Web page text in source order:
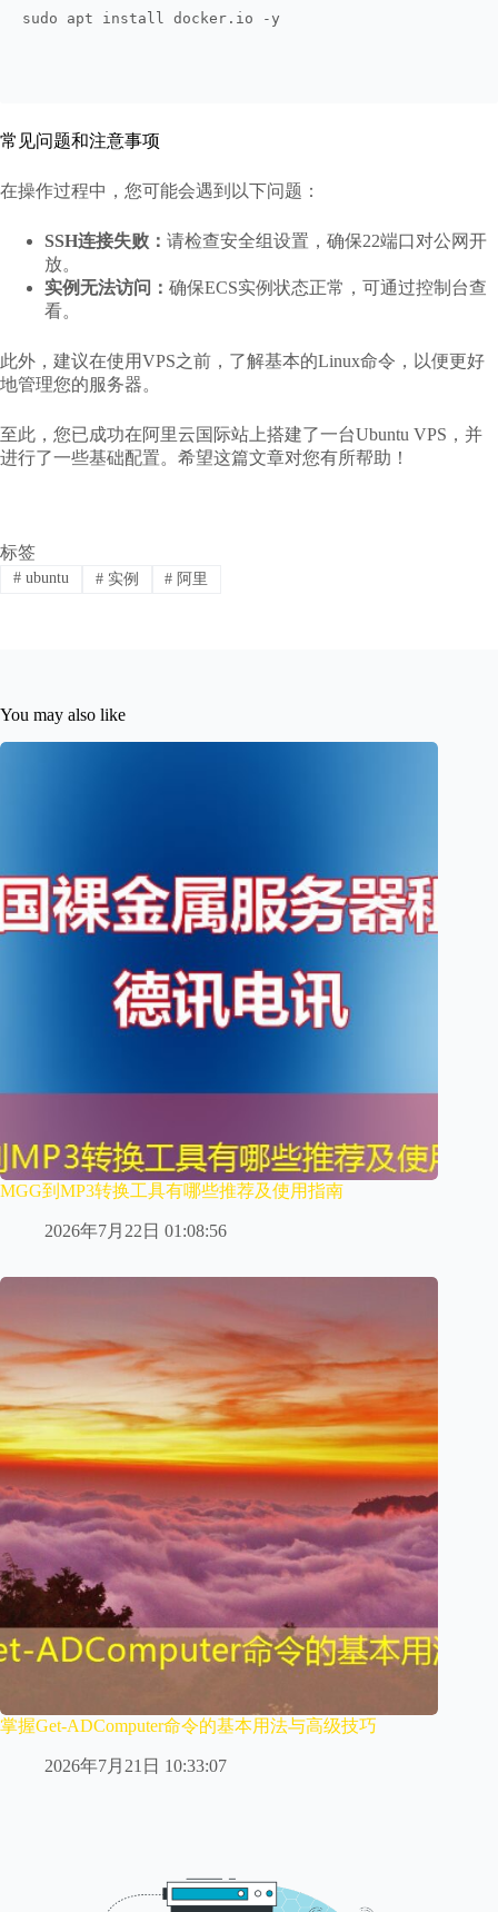
sudo apt install docker.io -y
常见问题和注意事项
在操作过程中，您可能会遇到以下问题：
SSH连接失败： 请检查安全组设置，确保22端口对公网开
放。
实例无法访问： 确保ECS实例状态正常，可通过控制台查
看。
此外，建议在使用VPS之前，了解基本的Linux命令，以便更好
地管理您的服务器。
至此，您已成功在阿里云国际站上搭建了一台Ubuntu VPS，并
进行了一些基础配置。希望这篇文章对您有所帮助！
标签
#ubuntu #实例 # 阿里
You may also like
MGG到MP3转换工具有哪些推荐及使用指南
2026年7月22日 01:08:56
掌握Get-ADComputer命令的基本用法与高级技巧
2026年7月21日 10:33:07